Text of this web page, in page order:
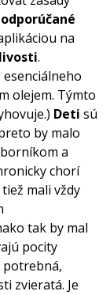
odporúčané
na
.
olejem. Týmto
Deti sú
by malo
a
chorí
mali vždy
tak by mal
pocity
zvieratá. Je